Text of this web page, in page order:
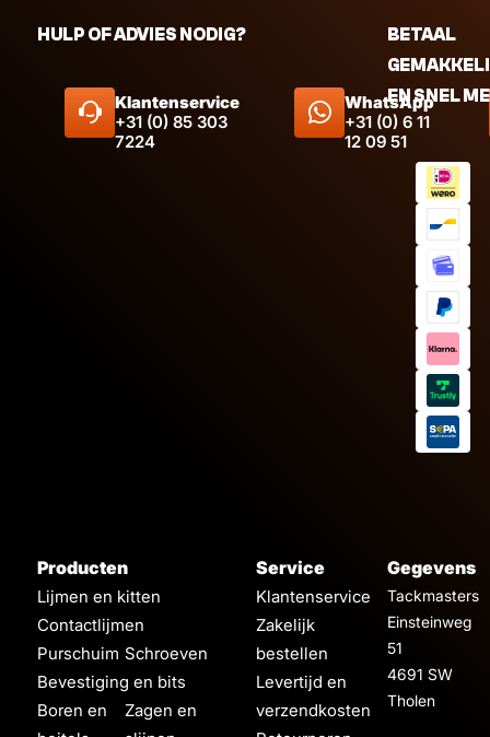
HULP OF ADVIES NODIG?
Klantenservice
+31 (0) 85 303
7224
WhatsApp
+31 (0) 6 11
12 09 51
BETAAL
EN SNEL
Producten
Lijmen en kitten
Contactlijmen
Purschuim Schroeven
Bevestiging en bits
Boren en
Zagen en
Service
Klantenservice
Zakelijk
bestellen
Levertijd en
verzendkosten
Gegevens
Tackmasters
Einsteinweg
51
4691 SW
Tholen